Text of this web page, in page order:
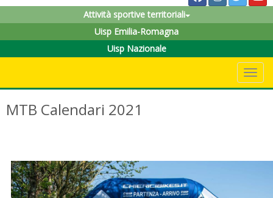
Attività sportive territoriali
Uisp Emilia-Romagna
Uisp Nazionale
MTB Calendari 2021